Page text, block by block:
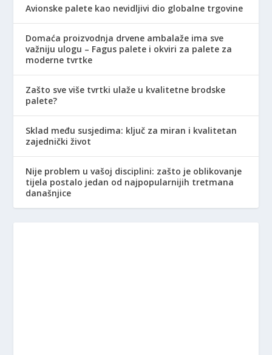
Avionske palete kao nevidljivi dio globalne trgovine
Domaća proizvodnja drvene ambalaže ima sve
važniju ulogu – Fagus palete i okviri za palete za
moderne tvrtke
Zašto sve više tvrtki ulaže u kvalitetne brodske
palete?
Sklad među susjedima: ključ za miran i kvalitetan
zajednički život
Nije problem u vašoj disciplini: zašto je oblikovanje
tijela postalo jedan od najpopularnijih tretmana
današnjice